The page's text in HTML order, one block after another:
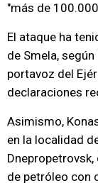
"más de
El ataque ha
de Smela,
portavoz del
declaraciones
Asimismo,
en la localidad
de petróleo con